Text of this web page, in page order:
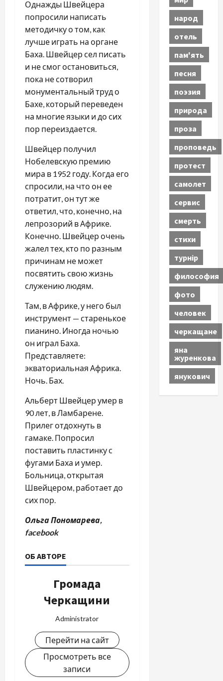
Однажды Швейцера
попросили написать
методичку о том, как
лучше играть на органе
Баха. Швейцер сел писать
и не смог остановиться,
пока не сотворил
монументальный труд о
Бахе, который переведен
на многие языки и до сих
пор переиздается.
Швейцер получил
Нобелевскую премию
мира в 1952 году. Когда его
спросили, на что он ее
потратит, он тут же
ответил, что, конечно, на
лепрозорий в Африке.
Конечно. Швейцер очень
жалел тех, кто по разным
причинам не может
посвятить свою жизнь
служению людям.
Там, в Африке, у него был
инструмент — старенькое
пианино. Иногда ночью
он играл Баха.
Представляете:
экваториальная Африка.
Ночь. Бах.
Альберт Швейцер умер в
90 лет, в Ламбарене.
Прилег отдохнуть в
гамаке. Попросил
поставить пластинку с
фугами Баха и умер.
Больница, открытая
Швейцером, работает до
сих пор.
Ольга Пономарева,
facebook
ОБ АВТОРЕ
Громада
Черкащини
Administrator
Перейти на сайт
Просмотреть все
записи
народ
отель
пам'ять
песня
поэзия
природа
проза
проповедь
протест
самолет
сервис
смерть
стихи
турнір
философия
фото
человек
черкащане
яна
журенкова
янукович